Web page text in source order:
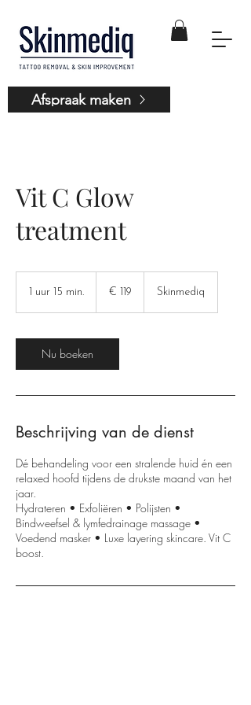
Afspraak maken
Vit C Glow
treatment
1 uur 15 min.
1
5
m
n
euro
€ 119 Skinmediq
Nu boeken
Beschrijving van de dienst
Dé behandeling voor een stralende huid én een
relaxed hoofd tijdens de drukste maand van het
jaar.
Hydrateren • Exfoliëren • Polijsten •
Bindweefsel & lymfedrainage massage •
Voedend masker • Luxe layering skincare. Vit C
boost.